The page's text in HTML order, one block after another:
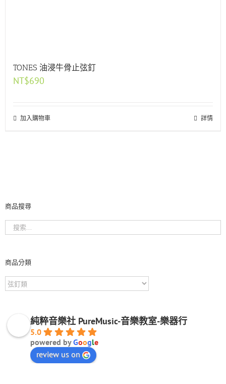
TONES 油浸牛骨止弦釘
NT$690
加入購物車 詳情
商品搜尋
商品分類
純粹音樂社 PureMusic-音樂教室-樂器行
5.0
powered byGoogle
review us on